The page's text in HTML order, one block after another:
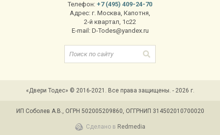
Телефон: +7 (495) 409-24-70
Адрес: г. Москва, Капотня,
2-й квартал, 1с22
E-mail: D-Todes@yandex.ru
«Двери Тодес» © 2016-2021. Все права защищены. - 2026 г.
ИП Соболев А.В., ОГРН 502005209860, ОГГРНИП 314502010700020
Сделано в Redmedia